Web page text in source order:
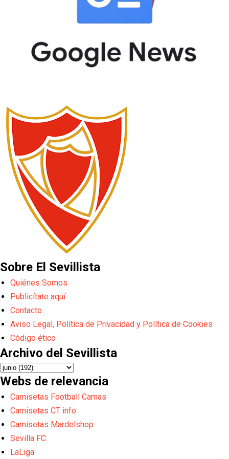
Sobre El Sevillista
Quiénes Somos
Publicítate aquí
Contacto
Aviso Legal, Política de Privacidad y Política de Cookies
Código ético
Archivo del Sevillista
Webs de relevancia
Camisetas Football Camas
Camisetas CT info
Camisetas Mardelshop
Sevilla FC
LaLiga